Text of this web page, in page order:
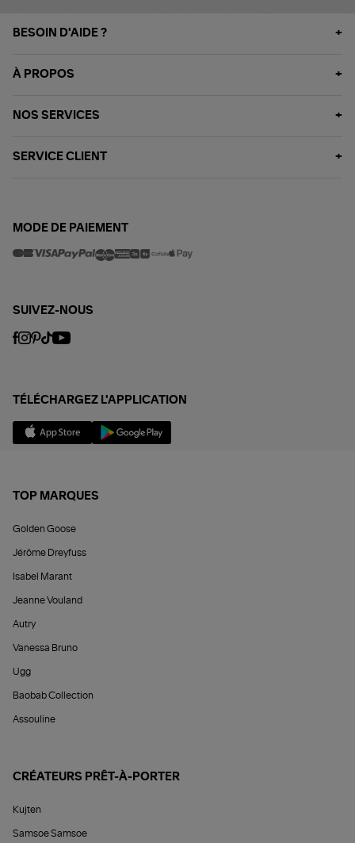
BESOIN D'AIDE ?
À PROPOS
NOS SERVICES
SERVICE CLIENT
MODE DE PAIEMENT
SUIVEZ-NOUS
TÉLÉCHARGEZ L'APPLICATION
TOP MARQUES
Golden Goose
Jérôme Dreyfuss
Isabel Marant
Jeanne Vouland
Autry
Vanessa Bruno
Ugg
Baobab Collection
Assouline
CRÉATEURS PRÊT-À-PORTER
Kujten
Samsoe Samsoe